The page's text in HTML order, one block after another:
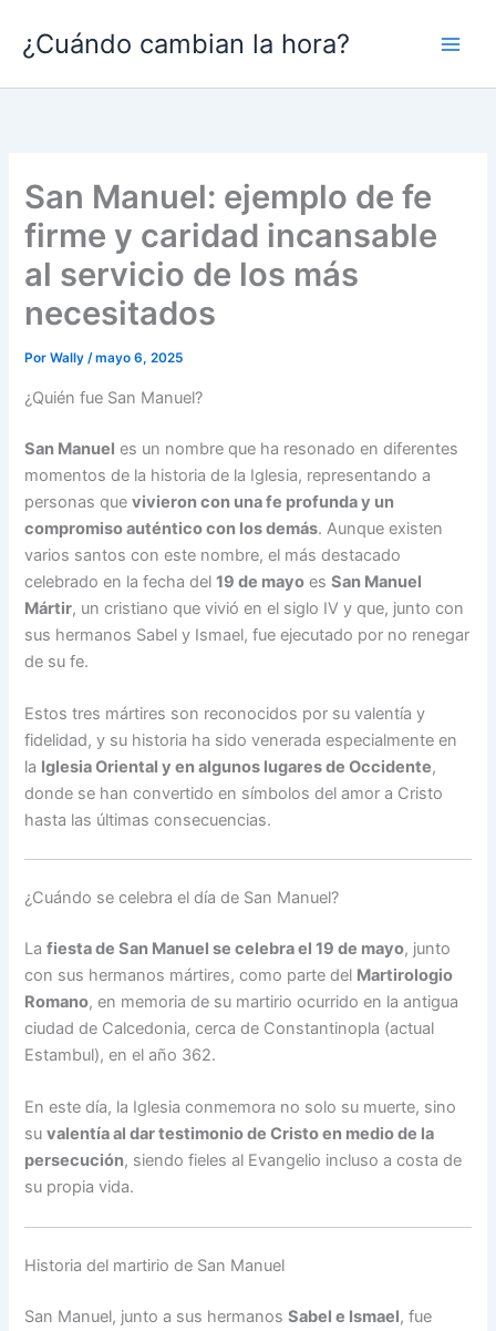
contenido
¿Cuándo cambian la hora?
San Manuel: ejemplo de fe
firme y caridad incansable
al servicio de los más
necesitados
PorWally/mayo 6, 2025
¿Quién fue San Manuel?
San Manuel es un nombre que ha resonado en diferentes
momentos de la historia de la Iglesia, representando a
personas quevivieron con una fe profunda y un
compromiso auténtico con los demás. Aunque existen
varios santos con este nombre, el más destacado
celebrado en la fecha del19 de mayo esSan Manuel
Mártir, un cristiano que vivió en el siglo IV y que, junto con
sus hermanos Sabel y Ismael, fue ejecutado por no renegar
de su fe.
Estos tres mártires son reconocidos por su valentía y
fidelidad, y su historia ha sido venerada especialmente en
la Iglesia Oriental y en algunos lugares de Occidente,
donde se han convertido en símbolos del amor a Cristo
hasta las últimas consecuencias.
¿Cuándo se celebra el día de San Manuel?
Lafiesta de San Manuel se celebra el 19 de mayo, junto
con sus hermanos mártires, como parte del Martirologio
Romano, en memoria de su martirio ocurrido en la antigua
ciudad de Calcedonia, cerca de Constantinopla (actual
Estambul), en el año 362.
En este día, la Iglesia conmemora no solo su muerte, sino
suvalentía al dar testimonio de Cristo en medio de la
persecución, siendo fieles al Evangelio incluso a costa de
su propia vida.
Historia del martirio de San Manuel
San Manuel, junto a sus hermanosSabel e Ismael, fue